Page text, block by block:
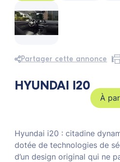
Partager cette annonce
HYUNDAI I20
Hyundai i20 : citadine
dotée de technologies de
d’un design original qui ne